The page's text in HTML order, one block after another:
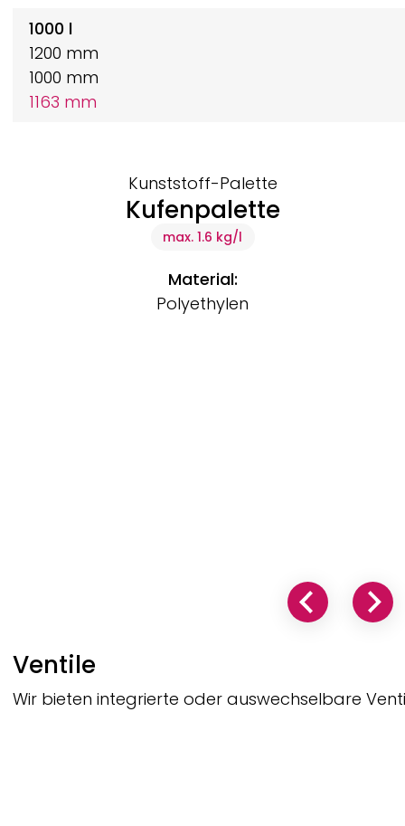
1000 l
1200 mm
1000 mm
1163 mm
Kunststoff-Palette
Kufenpalette
max. 1.6 kg/l
Material:
Polyethylen
Ventile
Wir bieten integrierte oder auswechselbare